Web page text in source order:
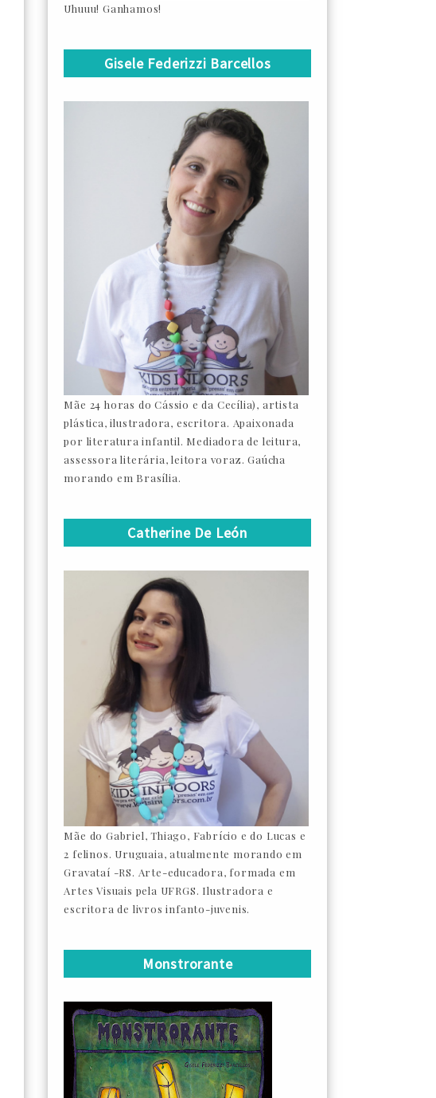
Uhuuu! Ganhamos!
Gisele Federizzi Barcellos
Mãe 24 horas do Cássio e da Cecília), artista
plástica, ilustradora, escritora. Apaixonada
por literatura infantil. Mediadora de leitura,
assessora literária, leitora voraz. Gaúcha
morando em Brasília.
Catherine De León
Mãe do Gabriel, Thiago, Fabrício e do Lucas e
2 felinos. Uruguaia, atualmente morando em
Gravataí -RS. Arte-educadora, formada em
Artes Visuais pela UFRGS. Ilustradora e
escritora de livros infanto-juvenis.
Monstrorante